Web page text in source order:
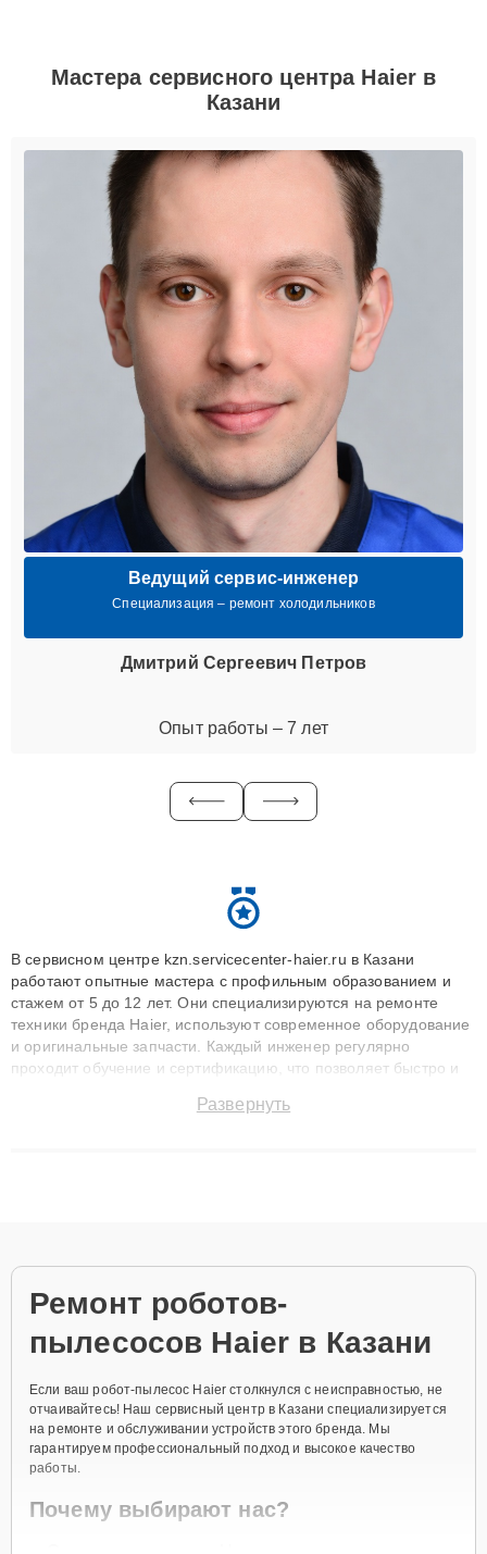
Мастера сервисного центра Haier в
Казани
Ведущий сервис-инженер
Специализация – ремонт холодильников
Дмитрий Сергеевич Петров
Опыт работы – 7 лет
В сервисном центре kzn.servicecenter-haier.ru в Казани
работают опытные мастера с профильным образованием и
стажем от 5 до 12 лет. Они специализируются на ремонте
техники бренда Haier, используют современное оборудование
и оригинальные запчасти. Каждый инженер регулярно
проходит обучение и сертификацию, что позволяет быстро и
сохранением гарантии до 3 лет. Наши мастера решают
Развернуть
Ремонт роботов-
пылесосов Haier в Казани
Если ваш робот-пылесос Haier столкнулся с неисправностью, не
отчаивайтесь! Наш сервисный центр в Казани специализируется
на ремонте и обслуживании устройств этого бренда. Мы
гарантируем профессиональный подход и высокое качество
работы.
Почему выбирают нас?